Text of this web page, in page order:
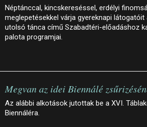
Néptánccal, kincskereséssel, erdélyi
meglepetésekkel várja gyereknapi látogatóit
utolsó tánca című Szabadtéri-előadáshoz
palota programjai.
Megvan az idei Biennálé
Az alábbi alkotások jutottak be a XVI.
Biennáléra.